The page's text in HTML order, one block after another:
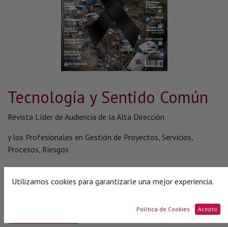
Tecnología y Sentido Común
Revista Líder de Audiencia de la Alta Dirección
y los Profesionales en Gestión de Proyectos, Servicios,
Procesos, Riesgos
y por supuesto Gobierno de Tecnologías de la Información
Utilizamos cookies para garantizarle una mejor experiencia.
Política de Cookies Acepto